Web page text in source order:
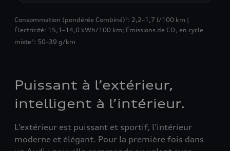
Consommation (pondérée Combiné) 3 : 2,2–1,7 l/100 km |
Électricité: 15,1–14,0 kWh/100 km; Émissions de CO₂ en cycle
mixte 3 : 50–39 g/km
Puissant à l’extérieur,
intelligent à l’intérieur.
L’extérieur est puissant et sportif, l’intérieur
moderne et élégant. Pour la première fois dans